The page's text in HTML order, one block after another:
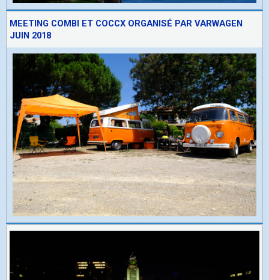
MEETING COMBI ET COCCX ORGANISÉ PAR VARWAGEN
JUIN 2018